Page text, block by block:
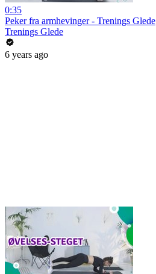
0:35
Peker fra armhevinger - Trenings Glede
Trenings Glede
6 years ago